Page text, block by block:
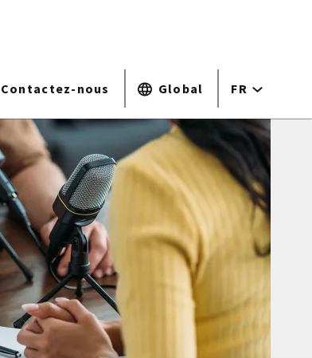
Contactez-nous Global FR